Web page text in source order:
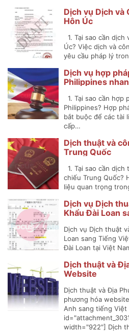
Dịch vụ Dịch và
Hôn Úc
1. Tại sao cần
Úc? Việc dịch và
yêu cầu pháp lý
Dịch vụ hợp
Philippines
1. Tại sao cần hợp
Philippines? Hợp
bắt buộc để các tài
cấp…
Dịch thuật và
Trung Quốc
1. Tại sao cần
chiếu Trung Quốc?
liệu quan trọng
Dịch vụ Dịch
Khẩu Đài Loan
Dịch vụ Dịch thuật
Loan sang Tiếng
Đài Loan tại Việt
Dịch thuật và
Website
Dịch thuật và Địa
phương hóa
Anh sang tiếng
width="922"] Dịch